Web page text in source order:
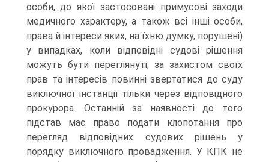
особи, до якої застосовані примусові заходи
медичного характеру, а також всі інші особи,
права й інтереси яких, на їхню думку, порушені)
у випадках, коли відповідні судові рішення
можуть бути переглянуті, за захистом своїх
прав та інтересів повинні звертатися до суду
виключної інстанції тільки через відповідного
прокурора. Останній за наявності до того
підстав має право подати клопотання про
перегляд відповідних судових рішень у
порядку виключного провадження. У КПК не